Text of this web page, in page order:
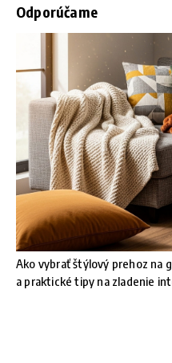
Odporúčame
Ako vybrať štýlový prehoz na
a praktické tipy na zladenie